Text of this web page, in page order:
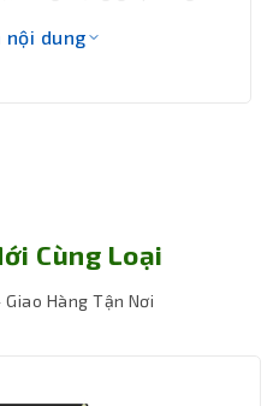
nội dung
Cùng Loại
Hàng Tận Nơi